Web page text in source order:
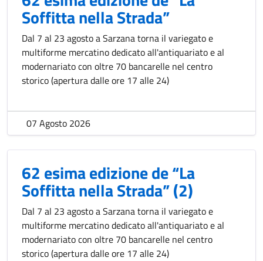
Soffitta nella Strada”
Dal 7 al 23 agosto a Sarzana torna il variegato e
multiforme mercatino dedicato all'antiquariato e al
modernariato con oltre 70 bancarelle nel centro
storico (apertura dalle ore 17 alle 24)
07 Agosto 2026
62 esima edizione de “La
Soffitta nella Strada” (2)
Dal 7 al 23 agosto a Sarzana torna il variegato e
multiforme mercatino dedicato all'antiquariato e al
modernariato con oltre 70 bancarelle nel centro
storico (apertura dalle ore 17 alle 24)